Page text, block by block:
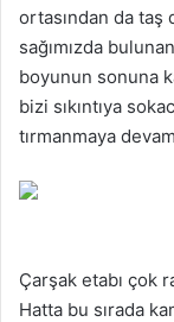
ortasından da taş
sağımızda
boyunun sonuna
bizi sıkıntıya
tırmanmaya
Çarşak etabı çok
Hatta bu sırada